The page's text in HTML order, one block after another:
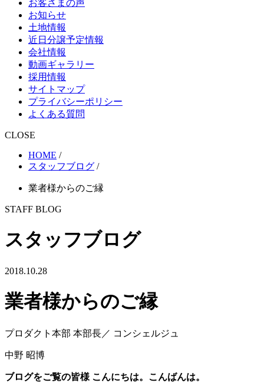
お客さまの声
お知らせ
土地情報
近日分譲予定情報
会社情報
動画ギャラリー
採用情報
サイトマップ
プライバシーポリシー
よくある質問
CLOSE
HOME /
スタッフブログ /
業者様からのご縁
STAFF BLOG
スタッフブログ
2018.10.28
業者様からのご縁
プロダクト本部 本部長／ コンシェルジュ
中野 昭博
ブログをご覧の皆様 こんにちは。こんばんは。